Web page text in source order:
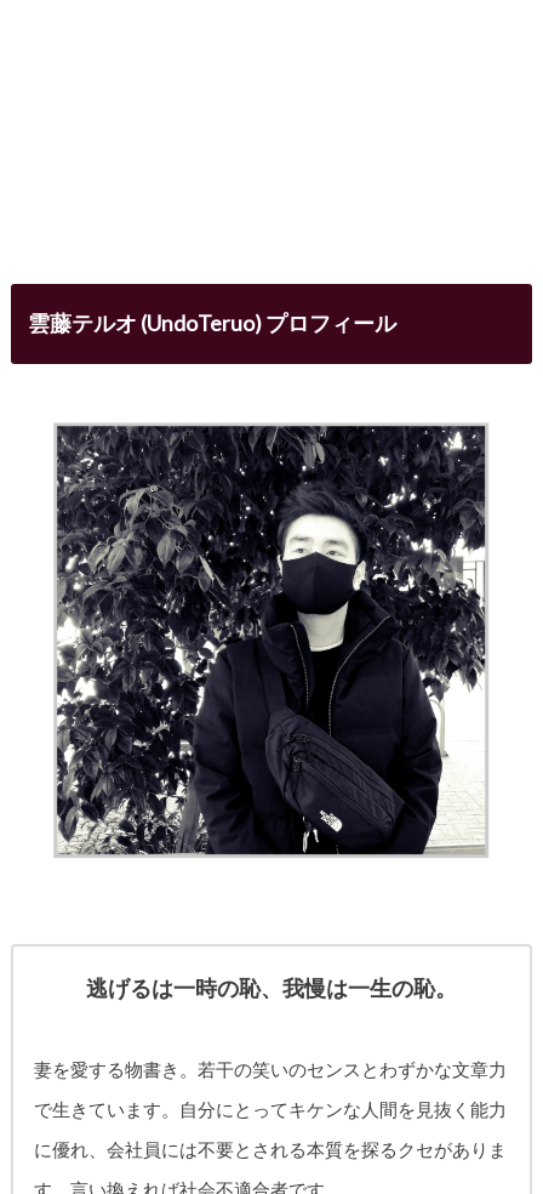
雲藤テルオ (UndoTeruo) プロフィール
逃げるは一時の恥、我慢は一生の恥。
妻を愛する物書き。 若干の笑いのセンスとわずかな文章力
で生きています。自分にとってキケンな人間を見抜く能力
に優れ、会社員には不要とされる本質を探るクセがありま
す。言い換えれば社会不適合者です。